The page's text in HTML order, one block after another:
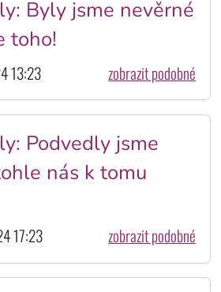
Byly jsme nevěrné
toho!
13:23 zobrazit podobné
Podvedly jsme
nás k tomu
17:23 zobrazit podobné